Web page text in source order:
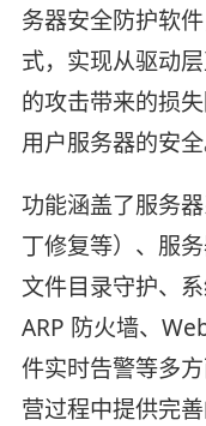
务器安全防护软
式，实现从驱动
的攻击带来的损
用户服务器的安全
功能涵盖了服务
丁修复等）、服
文件目录守护、
ARP 防火墙、
件实时告警等多
营过程中提供完